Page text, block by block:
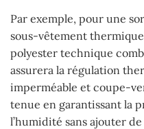
Par exemple, pour une
sous-vêtement
polyester technique
assurera la régulation
imperméable et coupe-
tenue en garantissant la
l’humidité sans ajouter